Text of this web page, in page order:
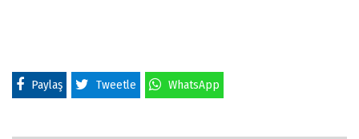
Paylaş Tweetle WhatsApp